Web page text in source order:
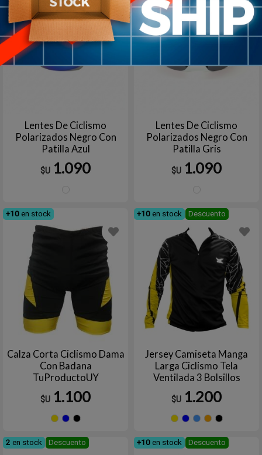
Lentes De Ciclismo
Polarizados Negro Con
Patilla Azul
$U 1.090
Lentes De Ciclismo
Polarizados Negro Con
Patilla Gris
$U 1.090
+10 en stock
Calza Corta Ciclismo Dama
Con Badana
TuProductoUY
$U 1.100
+10 en stock Descuento
Jersey Camiseta Manga
Larga Ciclismo Tela
Ventilada 3 Bolsillos
VIGOR MEET
$U 1.200
Amarillo
2 en stock Descuento +10 en stock Descuento